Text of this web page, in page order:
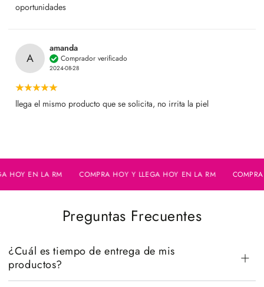
oportunidades
A
amanda
Comprador verificado
2024-08-28
llega el mismo producto que se solicita, no irrita la piel
EN LA RM COMPRA HOY Y LLEGA HOY EN LA RM COMPRA
Preguntas Frecuentes
¿Cuál es tiempo de entrega de mis
productos?